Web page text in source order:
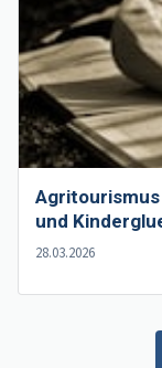
Agritourismus
und
28.03.2026